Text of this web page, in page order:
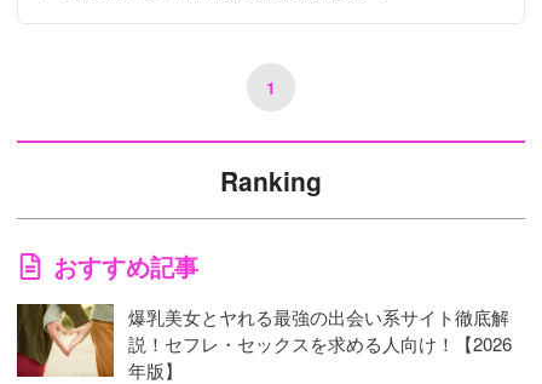
1
Ranking
おすすめ記事
爆乳美女とヤれる最強の出会い系サイト徹底解
説！セフレ・セックスを求める人向け！【2026
年版】